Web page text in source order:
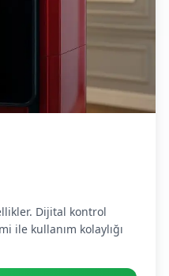
Dijital kontrol
ile kullanım kolaylığı